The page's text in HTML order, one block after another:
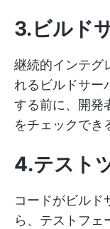
3.ビルド
継続的インテグ
れるビルドサー
する前に、開発
をチェックでき
4.テスト
コードがビルド
ら、テストフェ